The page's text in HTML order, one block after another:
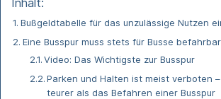
Inhalt:
Bußgeldtabelle für das unzulässige Nutzen
Eine Busspur muss stets für Busse
Video: Das Wichtigste zur Busspur
Parken und Halten ist meist verboten
teurer als das Befahren einer Busspur